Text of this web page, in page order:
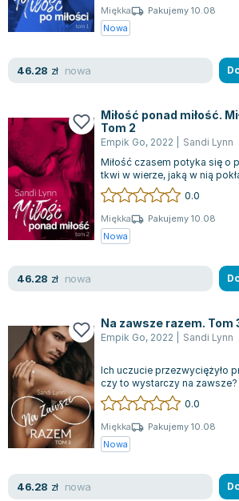
Miękka
Pakujemy 10.08
Nowa
46.28 zł nowa
Miłość ponad miłość.
Tom 2
Empik Go, 2022
Sandi Lynn
Miłość czasem potyka się o
tkwi w wierze, jaką w nią
Luke Matthews są tego przy...
0.0
Miękka
Pakujemy 10.08
Nowa
46.28 zł nowa
Na zawsze razem. Tom
Empik Go, 2022 Sandi Lynn
Ich uczucie przezwyciężyło
czy to wystarczy na zawsze?
odnaleźli w sobie wzajemnie
0.0
Miękka
Pakujemy 10.08
Nowa
46.28 zł nowa